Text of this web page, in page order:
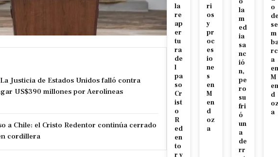
La Justicia de Estados Unidos falló contra
US$390 millones por Aerolíneas
a Chile: el Cristo Redentor continúa cerrado
cordillera
la
re
ap
er
tu
ra
de
l
pa
so
Cr
ist
o
R
ed
en
to
r y
ri
os
y
pr
oc
es
io
ne
s
en
M
en
d
oz
a
la
m
ed
ia
sa
nc
ió
n,
pe
ro
su
fri
ó
un
a
de
rr
o
se
m
rc
a
en
M
en
d
a